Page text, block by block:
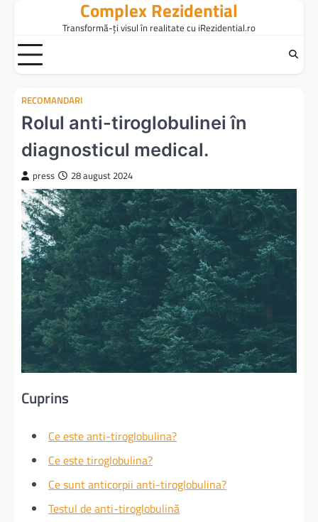
content
Complex Rezidential
Transformă-ți visul în realitate cu iRezidential.ro
RECOMANDARI
Rolul anti-tiroglobulinei în
diagnosticul medical.
press 28 august 2024
Cuprins
Ce este anti-tiroglobulina?
Ce este tiroglobulina?
Ce sunt anticorpii anti-tiroglobulina?
Testul de anti-tiroglobulină